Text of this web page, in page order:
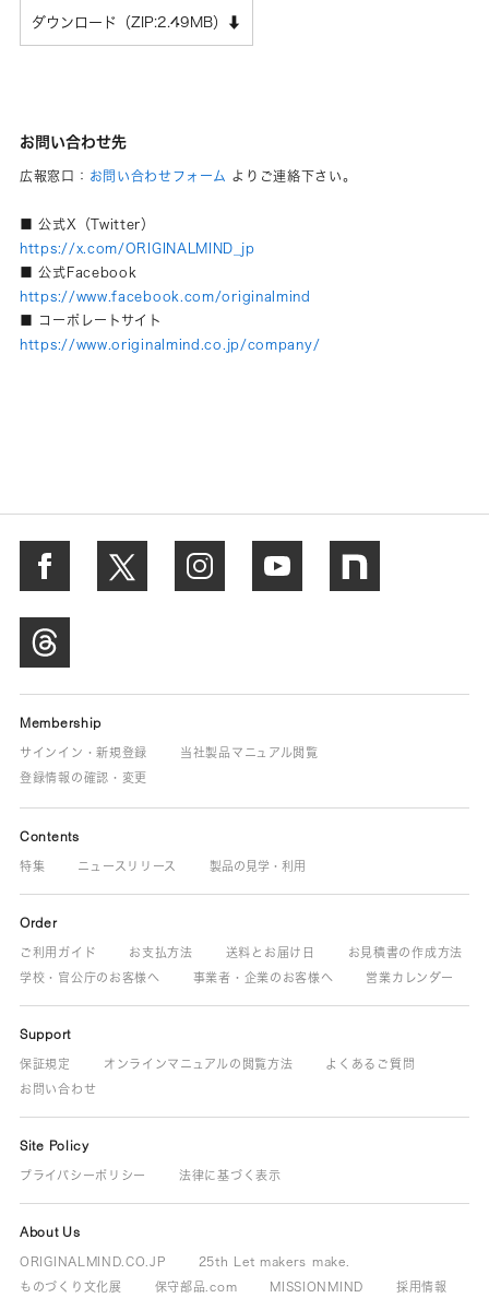
ダウンロード（ZIP:2.49MB）⬇︎
お問い合わせ先
広報窓口： お問い合わせフォーム よりご連絡下さい。
■ 公式X（Twitter）
https://x.com/ORIGINALMIND_jp
■ 公式Facebook
https://www.facebook.com/originalmind
■ コーポレートサイト
https://www.originalmind.co.jp/company/
Membership
サインイン・新規登録
当社製品マニュアル閲覧
登録情報の確認・変更
Contents
特集 ニュースリリース 製品の見学・利用
Order
ご利用ガイド お支払方法 送料とお届け日
お見積書の作成方法
学校・官公庁のお客様へ
事業者・企業のお客様へ 営業カレンダー
Support
保証規定 オンラインマニュアルの閲覧方法
よくあるご質問
お問い合わせ
Site Policy
プライバシーポリシー 法律に基づく表示
About Us
ORIGINALMIND.CO.JP
25th Let makers make.
ものづくり文化展
保守部品.com MISSIONMIND 採用情報